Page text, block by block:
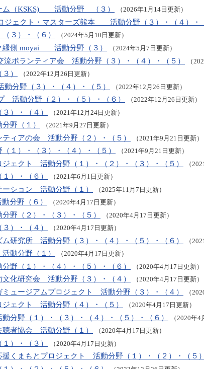
ム（KSKS) 活動分野 （３） （2026年1月14日更新）
ジェクト・マスターズ熊本 活動分野（３）・（４）・
３）・（６）
（2024年5月10日更新）
縁側 moyai 活動分野（３） （2024年5月7日更新）
流ボランティア会 活動分野（３）・（４）・（５） （
） （2022年12月26日更新）
分野（３）・（４）・（５） （2022年12月26日更新）
活動分野（２）・（５）・（６） （2022年12月26日更新）
）・（４） （2021年12月24日更新）
野（１） （2021年9月27日更新）
ィアの会 活動分野（２）・（５） （2021年9月21日更新）
１）・（３）・（４）・（５） （2021年9月21日更新）
ェクト 活動分野（１）・（２）・（３）・（５） （
）・（６） （2021年6月1日更新）
ション 活動分野（１） （2025年11月7日更新）
分野（６） （2020年4月17日更新）
野（２）・（３）・（５） （2020年4月17日更新）
）・（４） （2020年4月17日更新）
研究所 活動分野（３）・（４）・（５）・（６） （
動分野（１） （2020年4月17日更新）
（１）・（４）・（５）・（６） （2020年4月17日更新）
化研究会 活動分野（３）・（４） （2020年4月17日更新）
ュージアムプロジェクト 活動分野（３）・（４） （
ェクト 活動分野（４）・（５） （2020年4月17日更新）
野（１）・（３）・（４）・（５）・（６） （2020年
者協会 活動分野（１） （2020年4月17日更新）
）・（３） （2020年4月17日更新）
くまもとプロジェクト 活動分野（１）・（２）・（５